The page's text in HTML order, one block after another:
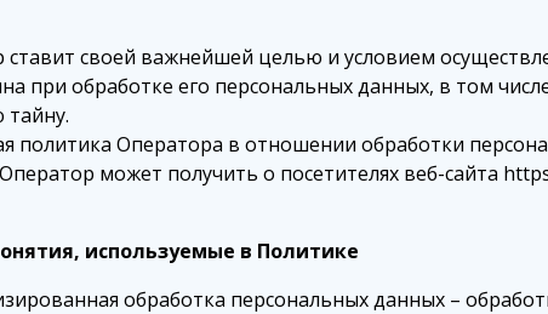
своей важнейшей целью и условием
при обработке его персональных данных, в том
политика Оператора в отношении обработки
может получить о посетителях веб-сайта
используемые в Политике
обработка персональных данных –